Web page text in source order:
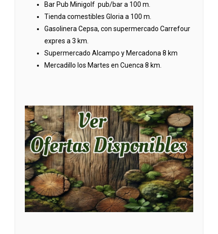
Bar Pub Minigolf pub/bar a 100 m.
Tienda comestibles Gloria a 100 m.
Gasolinera Cepsa, con supermercado Carrefour
expres a 3 km.
Supermercado Alcampo y Mercadona 8 km
Mercadillo los Martes en Cuenca 8 km.